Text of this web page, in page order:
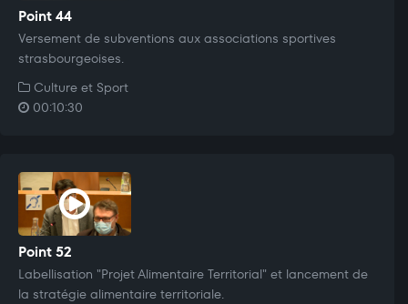
Point 44
Versement de subventions aux associations sportives
strasbourgeoises.
Culture et Sport
00:10:30
Point 52
Labellisation "Projet Alimentaire Territorial" et lancement de
la stratégie alimentaire territoriale.